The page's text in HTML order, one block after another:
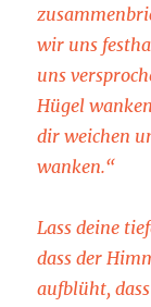
wir uns
uns
Hügel
dir weichen
wanken.“
Lass deine
dass der
aufblüht,